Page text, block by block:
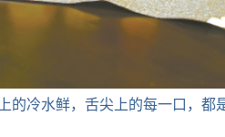
的冷水鲜，舌尖上的每一口，